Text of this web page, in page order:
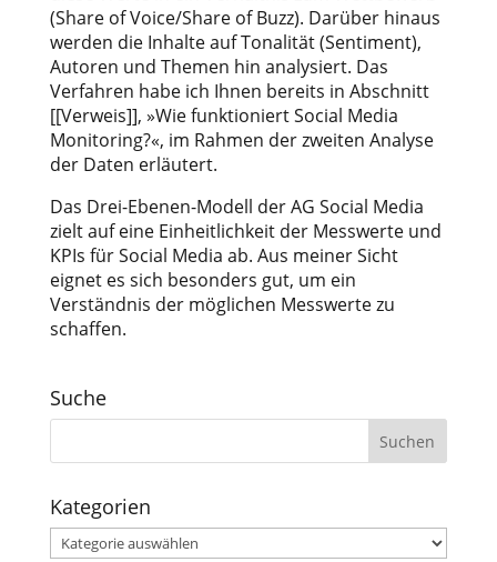
(Share of Voice/Share of Buzz). Darüber hinaus
werden die Inhalte auf Tonalität (Sentiment),
Autoren und Themen hin analysiert. Das
Verfahren habe ich Ihnen bereits in Abschnitt
[[Verweis]], »Wie funktioniert Social Media
Monitoring?«, im Rahmen der zweiten Analyse
der Daten erläutert.
Das Drei-Ebenen-Modell der AG Social Media
zielt auf eine Einheitlichkeit der Messwerte und
KPIs für Social Media ab. Aus meiner Sicht
eignet es sich besonders gut, um ein
Verständnis der möglichen Messwerte zu
schaffen.
Suche
Kategorien
Kategorien